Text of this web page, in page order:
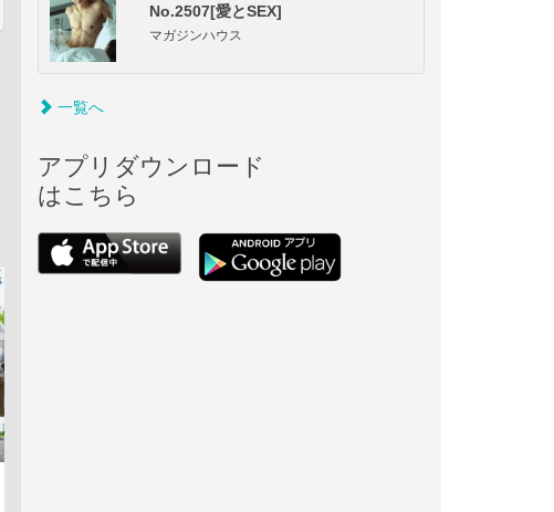
No.2507[愛とSEX]
マガジンハウス
一覧へ
アプリダウンロード
はこちら